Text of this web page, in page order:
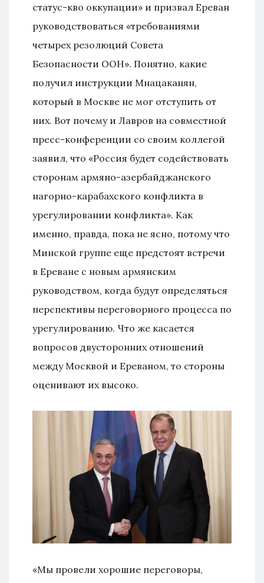
статус-кво оккупации» и призвал Ереван
руководствоваться «требованиями
четырех резолюций Совета
Безопасности ООН». Понятно, какие
получил инструкции Мнацаканян,
который в Москве не мог отступить от
них. Вот почему и Лавров на совместной
пресс-конференции со своим коллегой
заявил, что «Россия будет содействовать
сторонам армяно-азербайджанского
нагорно-карабахского конфликта в
урегулировании конфликта». Как
именно, правда, пока не ясно, потому что
Минской группе еще предстоят встречи
в Ереване с новым армянским
руководством, когда будут определяться
перспективы переговорного процесса по
урегулированию. Что же касается
вопросов двусторонних отношений
между Москвой и Ереваном, то стороны
оценивают их высоко.
«Мы провели хорошие переговоры,